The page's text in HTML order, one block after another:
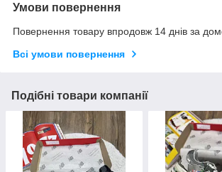
Умови повернення
Повернення товару впродовж 14 днів за
Всі умови повернення
Подібні товари компанії